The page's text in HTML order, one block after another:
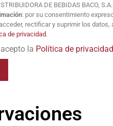
DE BEBIDAS BACO, S.A.
: por su consentimiento
rectificar y suprimir los
de privacidad.
la Política de privacidad